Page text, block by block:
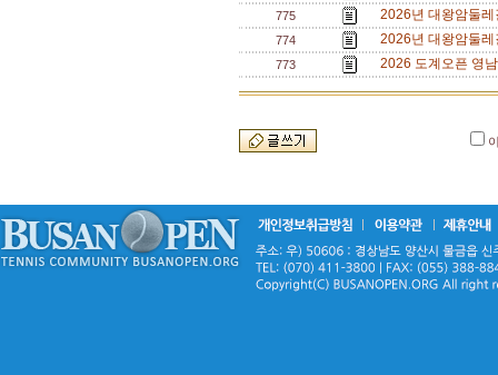
775 2026년 대왕암둘
774 2026년 대왕암둘
773 2026 도계오픈 영